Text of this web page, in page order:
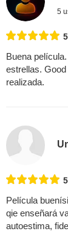
5
Buena
estrellas.
realizada.
Película
qie enseñará
autoestima,